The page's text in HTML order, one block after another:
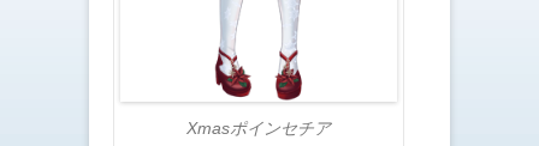
Xmasポインセチア